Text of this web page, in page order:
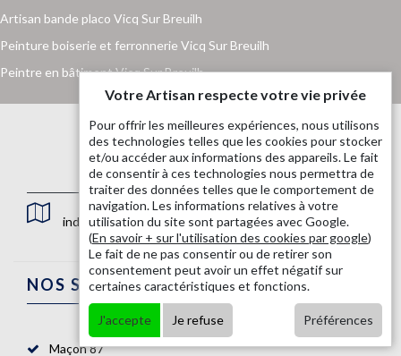
Artisan bande placo Vicq Sur Breuilh
Peinture boiserie et ferronnerie Vicq Sur Breuilh
Peintre en bâtiment Vicq Sur Breuilh
indisponible
NOS SERVICES
Maçon 87
Votre Artisan respecte votre vie privée
Pour offrir les meilleures expériences, nous utilisons
des technologies telles que les cookies pour stocker
et/ou accéder aux informations des appareils. Le fait
de consentir à ces technologies nous permettra de
traiter des données telles que le comportement de
navigation. Les informations relatives à votre
utilisation du site sont partagées avec Google.
(En savoir + sur l'utilisation des cookies par google)
Le fait de ne pas consentir ou de retirer son
consentement peut avoir un effet négatif sur
certaines caractéristiques et fonctions.
J'accepte Je refuse Préférences